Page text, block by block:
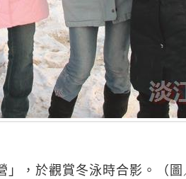
，於觀賞冬泳時合影。（圖